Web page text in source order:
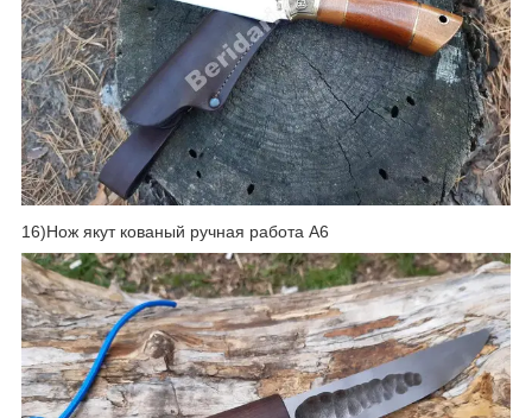
16)Нож якут кованый ручная работа А6